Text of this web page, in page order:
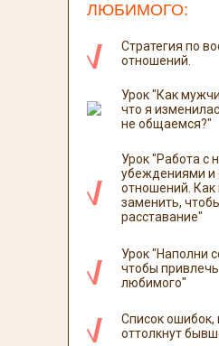
Урок "Работа с
убеждениями и
отношений. Как
заменить,
расставание"
Список ошибок,
оттолкнут
Урок "Наполни
чтобы
любимого"
Урок "Как
что я
не общаемся?"
Стратегия по
отношений.
ЛЮБИМОГО: